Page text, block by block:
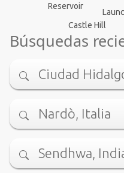
Reservoir
Castle Hill
Búsquedas
Ciudad
Nardò, Italia
Sendhwa,